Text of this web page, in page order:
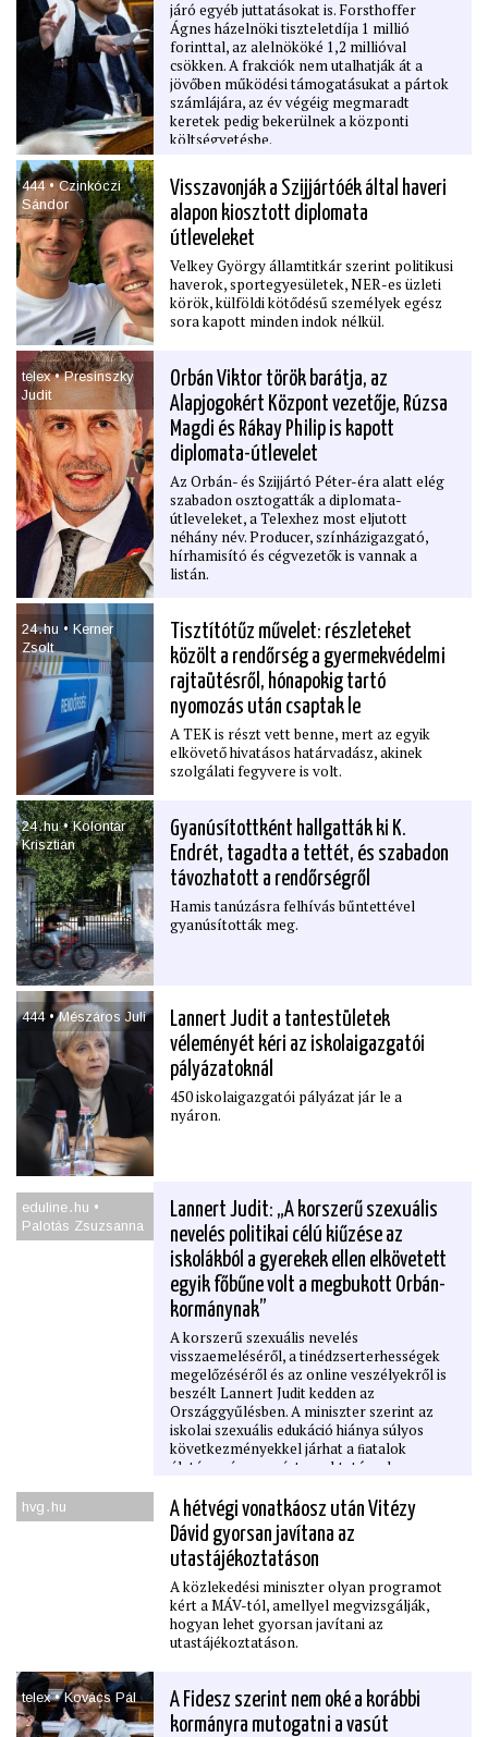
járó egyéb juttatásokat is. Forsthoffer
Ágnes házelnöki tiszteletdíja 1 millió
forinttal, az alelnököké 1,2 millióval
csökken. A frakciók nem utalhatják át a
jövőben működési támogatásukat a pártok
számlájára, az év végéig megmaradt
keretek pedig bekerülnek a központi
költségvetésbe.
444 • Czinkóczi
Sándor
Visszavonják a Szijjártóék által haveri
alapon kiosztott diplomata
útleveleket
Velkey György államtitkár szerint politikusi
haverok, sportegyesületek, NER-es üzleti
körök, külföldi kötődésű személyek egész
sora kapott minden indok nélkül.
telex • Presinszky
Judit
Orbán Viktor török barátja, az
Alapjogokért Központ vezetője, Rúzsa
Magdi és Rákay Philip is kapott
diplomata-útlevelet
Az Orbán- és Szijjártó Péter-éra alatt elég
szabadon osztogatták a diplomata-
útleveleket, a Telexhez most eljutott
néhány név. Producer, színházigazgató,
hírhamisító és cégvezetők is vannak a
listán.
24․hu • Kerner
Zsolt
Tisztítótűz művelet: részleteket
közölt a rendőrség a gyermekvédelmi
rajtaütésről, hónapokig tartó
nyomozás után csaptak le
A TEK is részt vett benne, mert az egyik
elkövető hivatásos határvadász, akinek
szolgálati fegyvere is volt.
24․hu • Kolontár
Krisztián
Gyanúsítottként hallgatták ki K.
Endrét, tagadta a tettét, és szabadon
távozhatott a rendőrségről
Hamis tanúzásra felhívás bűntettével
gyanúsították meg.
444 • Mészáros Juli
Lannert Judit a tantestületek
véleményét kéri az iskolaigazgatói
pályázatoknál
450 iskolaigazgatói pályázat jár le a
nyáron.
eduline․hu •
Palotás Zsuzsanna
Lannert Judit: „A korszerű szexuális
nevelés politikai célú kiűzése az
iskolákból a gyerekek ellen elkövetett
egyik főbűne volt a megbukott Orbán-
kormánynak”
A korszerű szexuális nevelés
visszaemeléséről, a tinédzserterhességek
megelőzéséről és az online veszélyekről is
beszélt Lannert Judit kedden az
Országgyűlésben. A miniszter szerint az
iskolai szexuális edukáció hiánya súlyos
következményekkel járhat a ﬁatalok
életére nézve, ezért az oktatásnak a
is ki kell térnie.
hvg․hu
A hétvégi vonatkáosz után Vitézy
Dávid gyorsan javítana az
utastájékoztatáson
A közlekedési miniszter olyan programot
kért a MÁV-tól, amellyel megvizsgálják,
hogyan lehet gyorsan javítani az
utastájékoztatáson.
telex • Kovács Pál
A Fidesz szerint nem oké a korábbi
kormányra mutogatni a vasút